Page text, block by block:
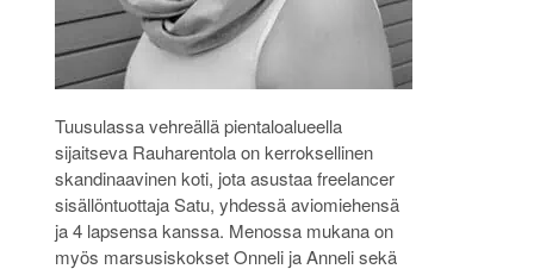
Tuusulassa vehreällä pientaloalueella
sijaitseva Rauharentola on kerroksellinen
skandinaavinen koti, jota asustaa freelancer
sisällöntuottaja Satu, yhdessä aviomiehensä
ja 4 lapsensa kanssa. Menossa mukana on
myös marsusiskokset Onneli ja Anneli sekä